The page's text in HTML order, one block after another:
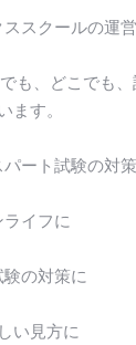
スクールの運営
も、どこでも
ます。
ート試験の対
イフに
の対策に
い見方に